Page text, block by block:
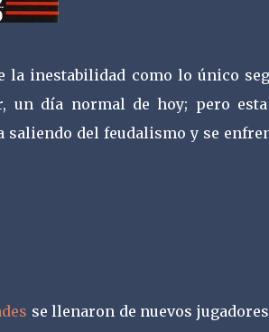
la inestabilidad como lo único
un día normal de hoy; pero
saliendo del feudalismo y se
se llenaron de nuevos